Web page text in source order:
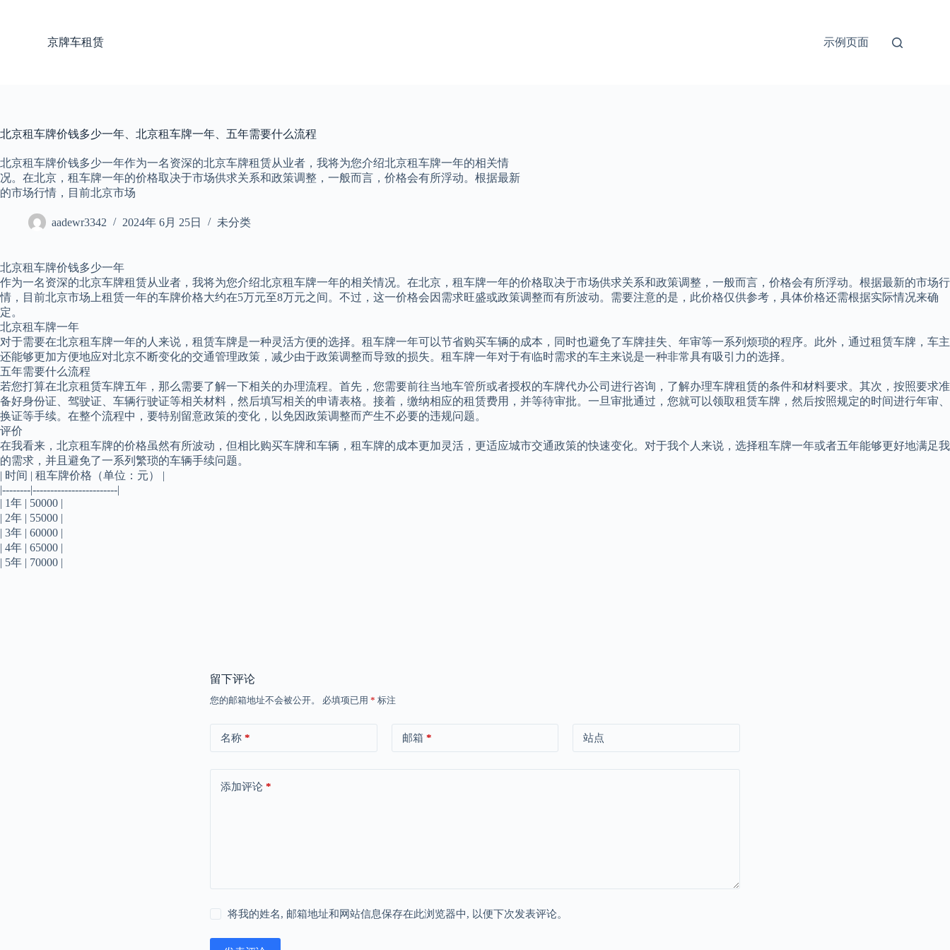
京牌车租赁 示例页面
北京租车牌价钱多少一年、北京租车牌一年、五年需要什么流程
北京租车牌价钱多少一年作为一名资深的北京车牌租赁从业者，我将为您介绍北京租车牌一年的相关情
况。在北京，租车牌一年的价格取决于市场供求关系和政策调整，一般而言，价格会有所浮动。根据最新
的市场行情，目前北京市场
aadewr3342 2024年 6月 25日 未分类
北京租车牌价钱多少一年
作为一名资深的北京车牌租赁从业者，我将为您介绍北京租车牌一年的相关情况。在北京，租车牌一年的价格取决于市场供求关系和政策调整，一般而言，价格会有所浮动。根据最新的市场行
情，目前北京市场上租赁一年的车牌价格大约在5万元至8万元之间。不过，这一价格会因需求旺盛或政策调整而有所波动。需要注意的是，此价格仅供参考，具体价格还需根据实际情况来确
定。
北京租车牌一年
对于需要在北京租车牌一年的人来说，租赁车牌是一种灵活方便的选择。租车牌一年可以节省购买车辆的成本，同时也避免了车牌挂失、年审等一系列烦琐的程序。此外，通过租赁车牌，车主
还能够更加方便地应对北京不断变化的交通管理政策，减少由于政策调整而导致的损失。租车牌一年对于有临时需求的车主来说是一种非常具有吸引力的选择。
五年需要什么流程
若您打算在北京租赁车牌五年，那么需要了解一下相关的办理流程。首先，您需要前往当地车管所或者授权的车牌代办公司进行咨询，了解办理车牌租赁的条件和材料要求。其次，按照要求准
备好身份证、驾驶证、车辆行驶证等相关材料，然后填写相关的申请表格。接着，缴纳相应的租赁费用，并等待审批。一旦审批通过，您就可以领取租赁车牌，然后按照规定的时间进行年审、
换证等手续。在整个流程中，要特别留意政策的变化，以免因政策调整而产生不必要的违规问题。
评价
在我看来，北京租车牌的价格虽然有所波动，但相比购买车牌和车辆，租车牌的成本更加灵活，更适应城市交通政策的快速变化。对于我个人来说，选择租车牌一年或者五年能够更好地满足我
的需求，并且避免了一系列繁琐的车辆手续问题。
| 时间 | 租车牌价格（单位：元） |
|--------|------------------------|
| 1年 | 50000 |
| 2年 | 55000 |
| 3年 | 60000 |
| 4年 | 65000 |
| 5年 | 70000 |
留下评论
您的邮箱地址不会被公开。 必填项已用 * 标注
名称 * 邮箱 * 站点
添加评论 *
将我的姓名, 邮箱地址和网站信息保存在此浏览器中, 以便下次发表评论。